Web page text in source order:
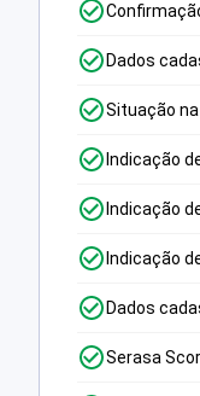
Dados
Situação
Indicação
Indicação
Indicação
Dados
Serasa